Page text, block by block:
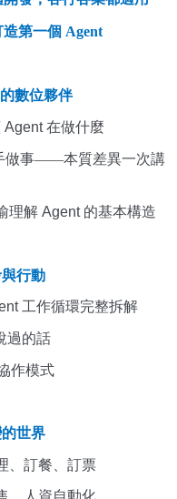
第一個 Agent
數位夥伴
Agent在做什麼
做事——本質差異一次講
理解 Agent 的基本構造
行動
工作循環完整拆解
過的話
作模式
世界
、訂餐、訂票